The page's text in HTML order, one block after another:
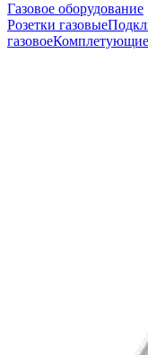
Газовое оборудование
Розетки газовые
газовоеКомплетующие